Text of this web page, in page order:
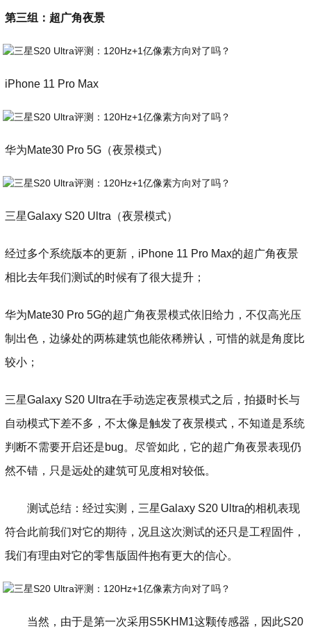
第三组：超广角夜景
iPhone 11 Pro Max
华为Mate30 Pro 5G（夜景模式）
三星Galaxy S20 Ultra（夜景模式）
经过多个系统版本的更新，iPhone 11 Pro Max的超广角夜景
相比去年我们测试的时候有了很大提升；
华为Mate30 Pro 5G的超广角夜景模式依旧给力，不仅高光压
制出色，边缘处的两栋建筑也能依稀辨认，可惜的就是角度比
较小；
三星Galaxy S20 Ultra在手动选定夜景模式之后，拍摄时长与
自动模式下差不多，不太像是触发了夜景模式，不知道是系统
判断不需要开启还是bug。尽管如此，它的超广角夜景表现仍
然不错，只是远处的建筑可见度相对较低。
测试总结：经过实测，三星Galaxy S20 Ultra的相机表现
符合此前我们对它的期待，况且这次测试的还只是工程固件，
我们有理由对它的零售版固件抱有更大的信心。
当然，由于是第一次采用S5KHM1这颗传感器，因此S20